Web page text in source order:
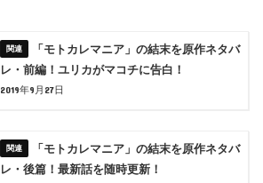
「モトカレマニア」の結末を原作ネタバ
レ・前編！ユリカがマコチに告白！
2019年9月27日
「モトカレマニア」の結末を原作ネタバ
レ・後篇！最新話を随時更新！